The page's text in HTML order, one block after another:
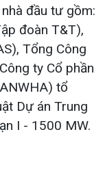
đầu tư gồm:
đoàn T&T),
Tổng Công
ty Cổ phần
tổ
Dự án Trung
I - 1500 MW.